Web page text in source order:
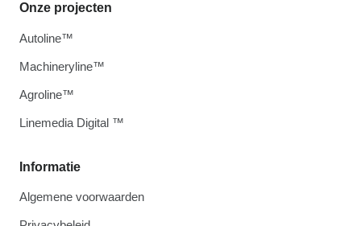
Informatie
Algemene voorwaarden
Onze projecten
Autoline™
Machineryline™
Agroline™
Linemedia Digital ™